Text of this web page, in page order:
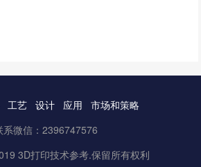
工艺 设计 应用
市场和策略
系微信：2396747576
3D打印技术参考.保留所有权利